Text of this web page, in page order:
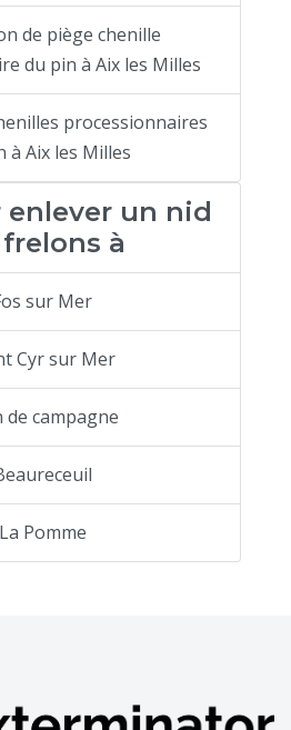
de piège chenille
du pin à Aix les Milles
processionnaires
à Aix les Milles
enlever un nid
à
sur Mer
Cyr sur Mer
de campagne
La Pomme